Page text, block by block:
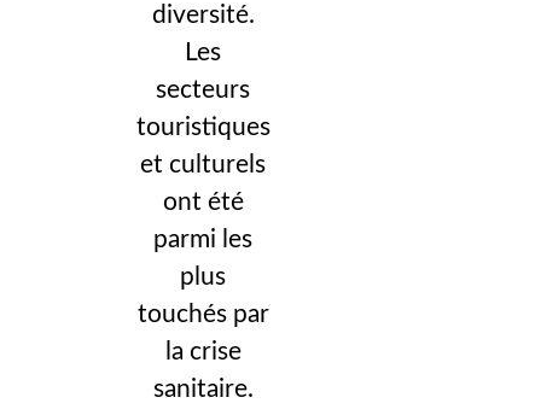
diversité.
Les
secteurs
touristiques
et culturels
ont été
parmi les
plus
touchés par
la crise
sanitaire.